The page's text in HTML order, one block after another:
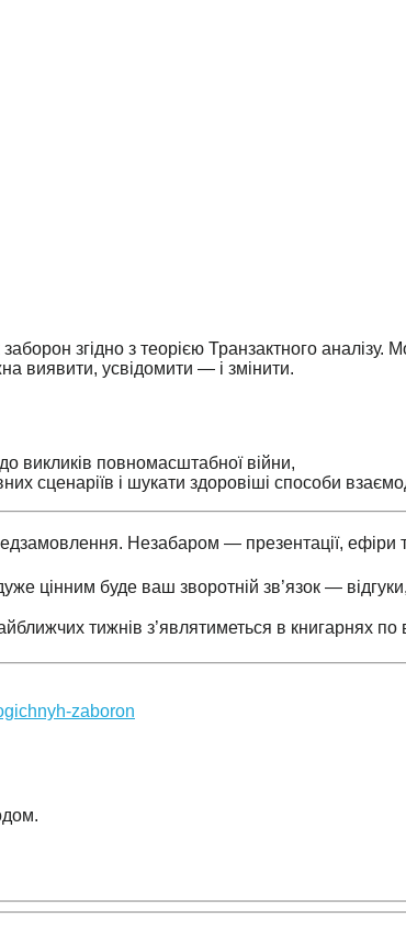
згідно з теорією Транзактного аналізу.
виявити, усвідомити — і змінити.
викликів повномасштабної війни,
сценаріїв і шукати здоровіші способи
Незабаром — презентації, ефіри
цінним буде ваш зворотній зв’язок —
тижнів з’являтиметься в книгарнях по
zaboron